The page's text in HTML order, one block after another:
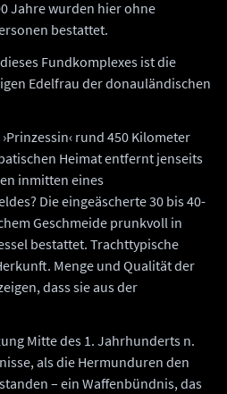
Jahre wurden hier ohne
bestattet.
Fundkomplexes ist die
Edelfrau der donauländischen
rund 450 Kilometer
Heimat entfernt jenseits
inmitten eines
Die eingeäscherte 30 bis 40-
Geschmeide prunkvoll in
bestattet. Trachttypische
Menge und Qualität der
dass sie aus der
Mitte des 1. Jahrhunderts n.
als die Hermunduren den
– ein Waffenbündnis, das